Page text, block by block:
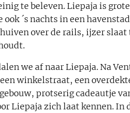
te beleven. Liepaja is
ook ´s nachts in een
over de rails, ijzer
we af naar Liepaja. Na
winkelstraat, een
protserig cadeautje
Liepaja zich laat kennen.